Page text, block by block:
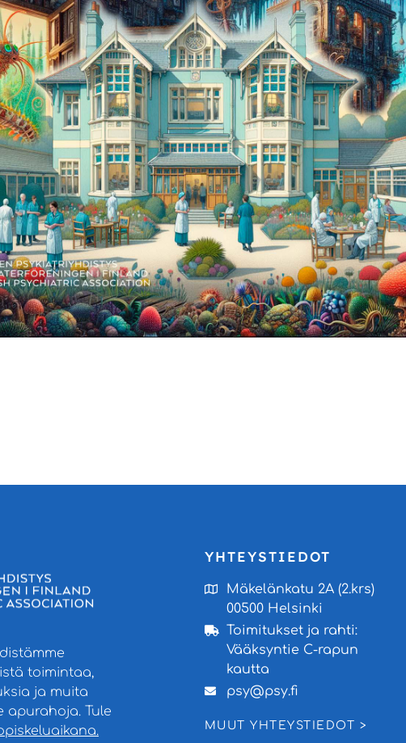
toimintaa,
ja muita
apurahoja. Tule
YHTEYSTIEDOT
Mäkelänkatu 2A (2.krs)
00500 Helsinki
Toimitukset ja rahti:
Vääksyntie C-rapun
kautta
psy@psy.fi
MUUT YHTEYSTIEDOT >